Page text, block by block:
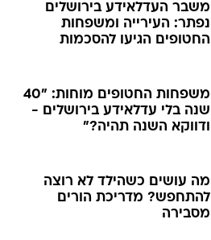
משבר העדלאידע בירושלים
נפתר: העירייה ומשפחות
החטופים הגיעו להסכמות
משפחות החטופים מוחות: "40
שנה בלי עדלאידע בירושלים -
ודווקא השנה תהיה?"
מה עושים כשהילד לא רוצה
להתחפש? מדריכת הורים
מסבירה